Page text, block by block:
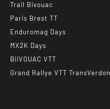
Trail Bivouac
Paris Brest TT
Enduromag Days
MX2K Days
BiiVOUAC VTT
Grand Rallye VTT TransVerdon